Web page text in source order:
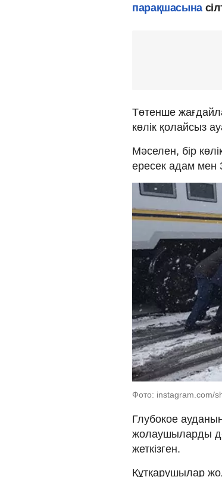
парақшасына
Төтенше
көлік қолайсыз
Мәселен, бір
ересек адам мен
Фото: instagram.com/
Глубокое
жолаушыларды
жеткізген.
Құтқарушылар